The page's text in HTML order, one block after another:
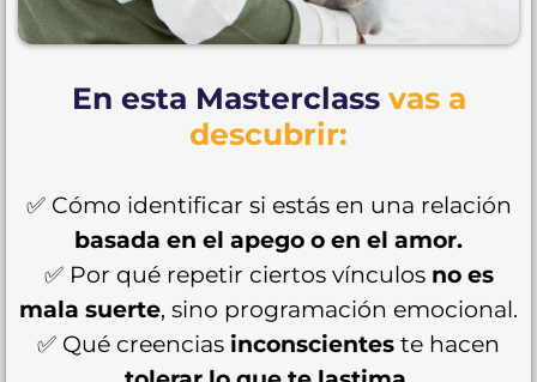
En esta Masterclass vas a
descubrir:
✅ Cómo identificar si estás en una relación
basada en el apego o en el amor.
✅ Por qué repetir ciertos vínculos no es
mala suerte, sino programación emocional.
✅ Qué creencias inconscientes te hacen